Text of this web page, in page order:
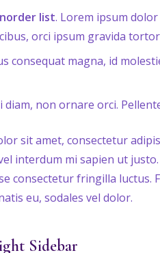
list. Lorem ipsum
orci ipsum gravida
consequat magna, id
diam, non ornare orci.
sit amet, consectetur
interdum mi sapien ut
consectetur fringilla luctus.
eu, sodales vel dolor.
Sidebar